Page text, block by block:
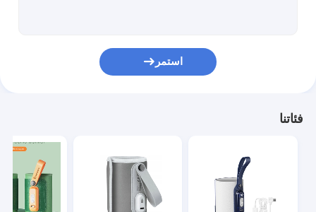
استمر
فئاتنا